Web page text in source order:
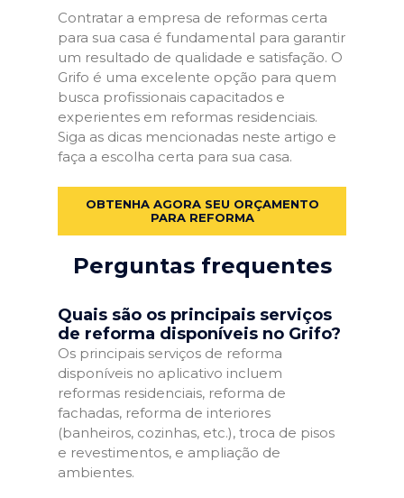
Contratar a empresa de reformas certa
para sua casa é fundamental para garantir
um resultado de qualidade e satisfação. O
Grifo é uma excelente opção para quem
busca profissionais capacitados e
experientes em reformas residenciais.
Siga as dicas mencionadas neste artigo e
faça a escolha certa para sua casa.
OBTENHA AGORA SEU ORÇAMENTO
PARA REFORMA
Perguntas frequentes
Quais são os principais serviços
de reforma disponíveis no Grifo?
Os principais serviços de reforma
disponíveis no aplicativo incluem
reformas residenciais, reforma de
fachadas, reforma de interiores
(banheiros, cozinhas, etc.), troca de pisos
e revestimentos, e ampliação de
ambientes.